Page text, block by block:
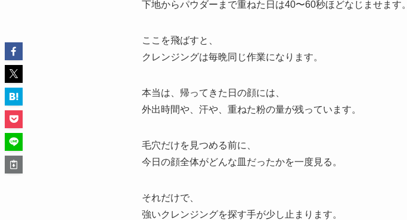
下地からパウダーまで重ねた日は40〜60秒ほどなじませます。
ここを飛ばすと、
クレンジングは毎晩同じ作業になります。
本当は、帰ってきた日の顔には、
外出時間や、汗や、重ねた粉の量が残っています。
毛穴だけを見つめる前に、
今日の顔全体がどんな皿だったかを一度見る。
それだけで、
強いクレンジングを探す手が少し止まります。